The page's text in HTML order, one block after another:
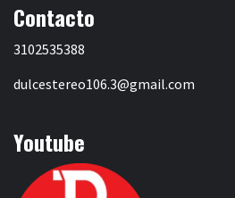
Contacto
3102535388
dulcestereo106.3@gmail.com
Youtube